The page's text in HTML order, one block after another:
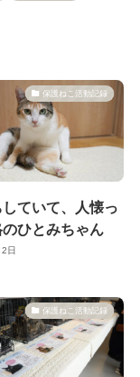
保護ねこ活動記録
していて、人懐っ
のひとみちゃん
日
保護ねこ活動記録